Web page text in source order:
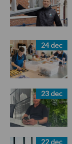
24 dec
23 dec
22 dec